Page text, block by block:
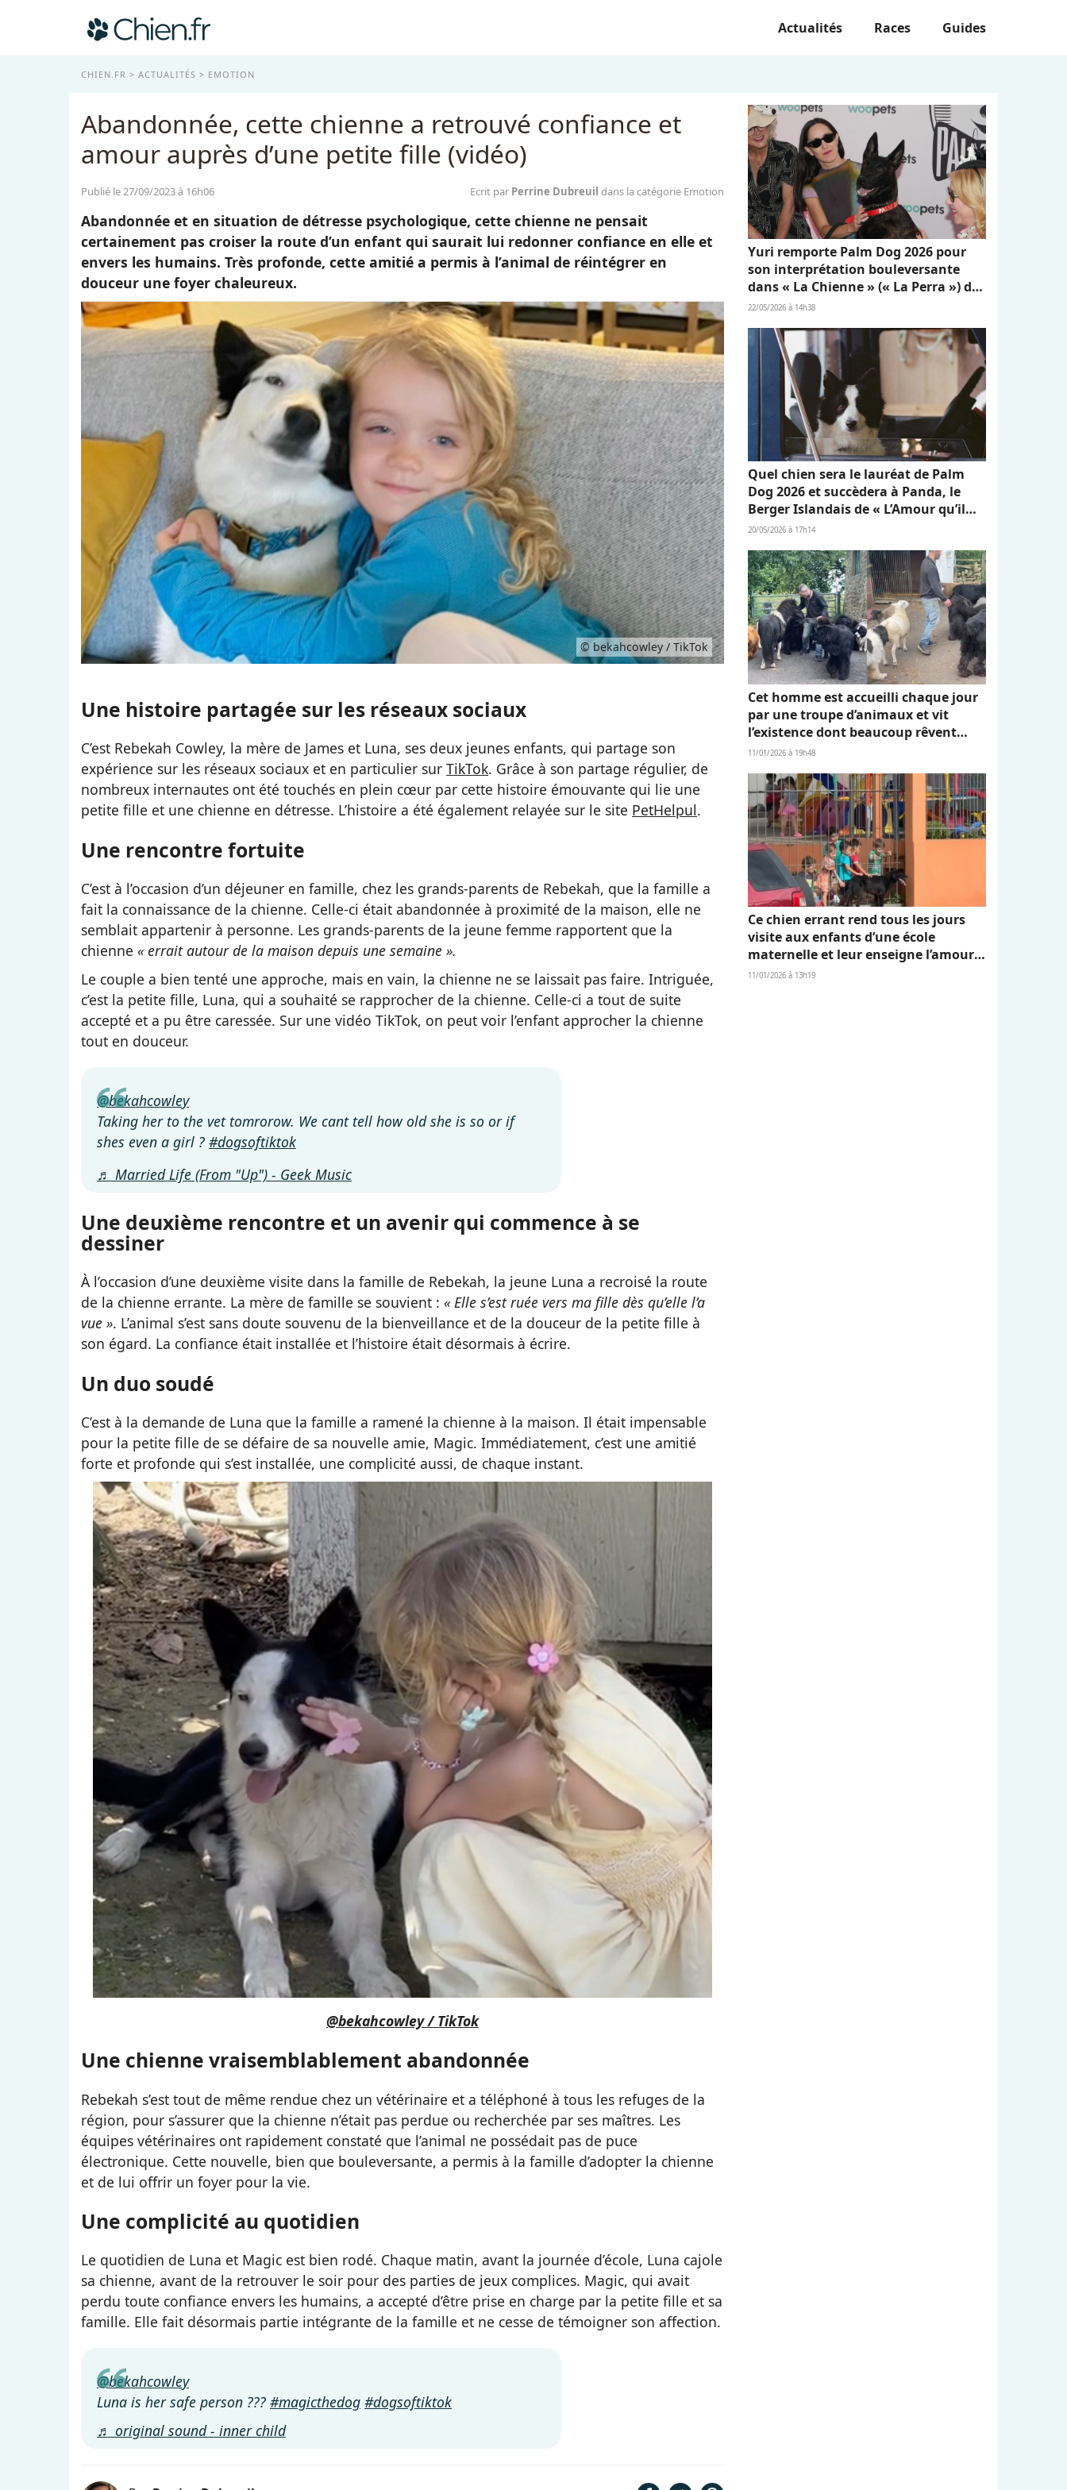
Actualités Races Guides
CHIEN.FR ACTUALITÉS EMOTION
Abandonnée, cette chienne a retrouvé confiance et
amour auprès d’une petite fille (vidéo)
Publié le 27/09/2023 à 16h06 Ecrit par Perrine Dubreuil dans la catégorie Emotion
Abandonnée et en situation de détresse psychologique, cette chienne ne pensait
certainement pas croiser la route d’un enfant qui saurait lui redonner confiance en elle et
envers les humains. Très profonde, cette amitié a permis à l’animal de réintégrer en
douceur une foyer chaleureux.
© bekahcowley / TikTok
Une histoire partagée sur les réseaux sociaux
C’est Rebekah Cowley, la mère de James et Luna, ses deux jeunes enfants, qui partage son
expérience sur les réseaux sociaux et en particulier sur TikTok. Grâce à son partage régulier, de
nombreux internautes ont été touchés en plein cœur par cette histoire émouvante qui lie une
petite fille et une chienne en détresse. L’histoire a été également relayée sur le site PetHelpul.
Une rencontre fortuite
C’est à l’occasion d’un déjeuner en famille, chez les grands-parents de Rebekah, que la famille a
fait la connaissance de la chienne. Celle-ci était abandonnée à proximité de la maison, elle ne
semblait appartenir à personne. Les grands-parents de la jeune femme rapportent que la
chienne « errait autour de la maison depuis une semaine ».
Le couple a bien tenté une approche, mais en vain, la chienne ne se laissait pas faire. Intriguée,
c’est la petite fille, Luna, qui a souhaité se rapprocher de la chienne. Celle-ci a tout de suite
accepté et a pu être caressée. Sur une vidéo TikTok, on peut voir l’enfant approcher la chienne
tout en douceur.
@bekahcowley
Taking her to the vet tomrorow. We cant tell how old she is so or if
shes even a girl ? #dogsoftiktok
♬ Married Life (From "Up") - Geek Music
Une deuxième rencontre et un avenir qui commence à se
dessiner
À l’occasion d’une deuxième visite dans la famille de Rebekah, la jeune Luna a recroisé la route
de la chienne errante. La mère de famille se souvient : « Elle s’est ruée vers ma fille dès qu’elle l’a
vue ». L’animal s’est sans doute souvenu de la bienveillance et de la douceur de la petite fille à
son égard. La confiance était installée et l’histoire était désormais à écrire.
Un duo soudé
C’est à la demande de Luna que la famille a ramené la chienne à la maison. Il était impensable
pour la petite fille de se défaire de sa nouvelle amie, Magic. Immédiatement, c’est une amitié
forte et profonde qui s’est installée, une complicité aussi, de chaque instant.
@bekahcowley / TikTok
Une chienne vraisemblablement abandonnée
Rebekah s’est tout de même rendue chez un vétérinaire et a téléphoné à tous les refuges de la
région, pour s’assurer que la chienne n’était pas perdue ou recherchée par ses maîtres. Les
équipes vétérinaires ont rapidement constaté que l’animal ne possédait pas de puce
électronique. Cette nouvelle, bien que bouleversante, a permis à la famille d’adopter la chienne
et de lui offrir un foyer pour la vie.
Une complicité au quotidien
Le quotidien de Luna et Magic est bien rodé. Chaque matin, avant la journée d’école, Luna cajole
sa chienne, avant de la retrouver le soir pour des parties de jeux complices. Magic, qui avait
perdu toute confiance envers les humains, a accepté d’être prise en charge par la petite fille et sa
famille. Elle fait désormais partie intégrante de la famille et ne cesse de témoigner son affection.
@bekahcowley
Luna is her safe person ??? #magicthedog #dogsoftiktok
♬ original sound - inner child
Yuri remporte Palm Dog 2026 pour
son interprétation bouleversante
dans « La Chienne » (« La Perra ») de
Dominga Sotomayor
22/05/2026 à 14h38
Quel chien sera le lauréat de Palm
Dog 2026 et succèdera à Panda, le
Berger Islandais de « L’Amour qu’il
nous reste » ?
20/05/2026 à 17h14
Cet homme est accueilli chaque jour
par une troupe d’animaux et vit
l’existence dont beaucoup rêvent
(vidéo)
11/01/2026 à 19h48
Ce chien errant rend tous les jours
visite aux enfants d’une école
maternelle et leur enseigne l’amour
et l’empathie (vidéo)
11/01/2026 à 13h19